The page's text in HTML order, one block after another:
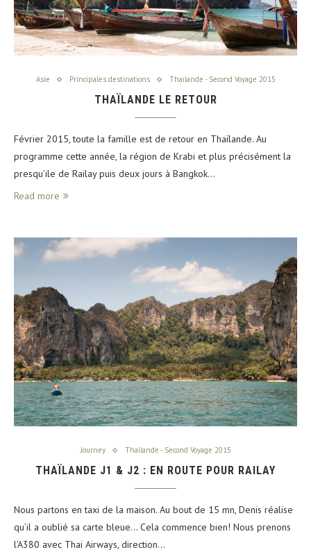
Asie Principales destinations Thailande - Second Voyage 2015
THAÏLANDE LE RETOUR
Février 2015, toute la famille est de retour en Thaïlande. Au
programme cette année, la région de Krabi et plus précisément la
presqu’ile de Railay puis deux jours à Bangkok…
Read more
Journey Thailande - Second Voyage 2015
THAÏLANDE J1 & J2 : EN ROUTE POUR RAILAY
Nous partons en taxi de la maison. Au bout de 15 mn, Denis réalise
qu’il a oublié sa carte bleue… Cela commence bien! Nous prenons
l’A380 avec Thai Airways, direction…